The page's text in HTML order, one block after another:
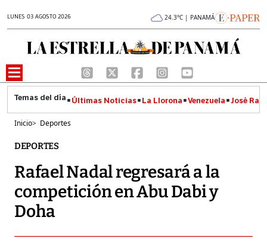
LUNES 03 AGOSTO 2026 24.3°C | PANAMÁ
Últimas Noticias La Llorona Venezuela José
Inicio> Deportes
DEPORTES
Rafael Nadal regresará a la
competición en Abu Dabi y
Doha